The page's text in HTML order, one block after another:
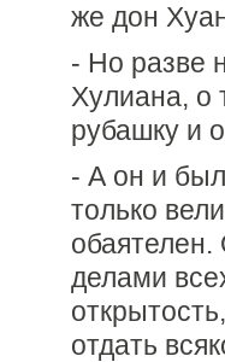
же дон
- Но разве
Хулиана, о
рубашку и
- А он и
только
обаятелен.
делами
отдать